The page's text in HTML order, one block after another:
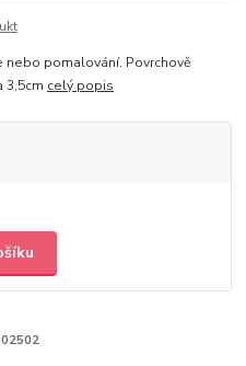
nebo pomalování. Povrchově
3,5cm celý popis